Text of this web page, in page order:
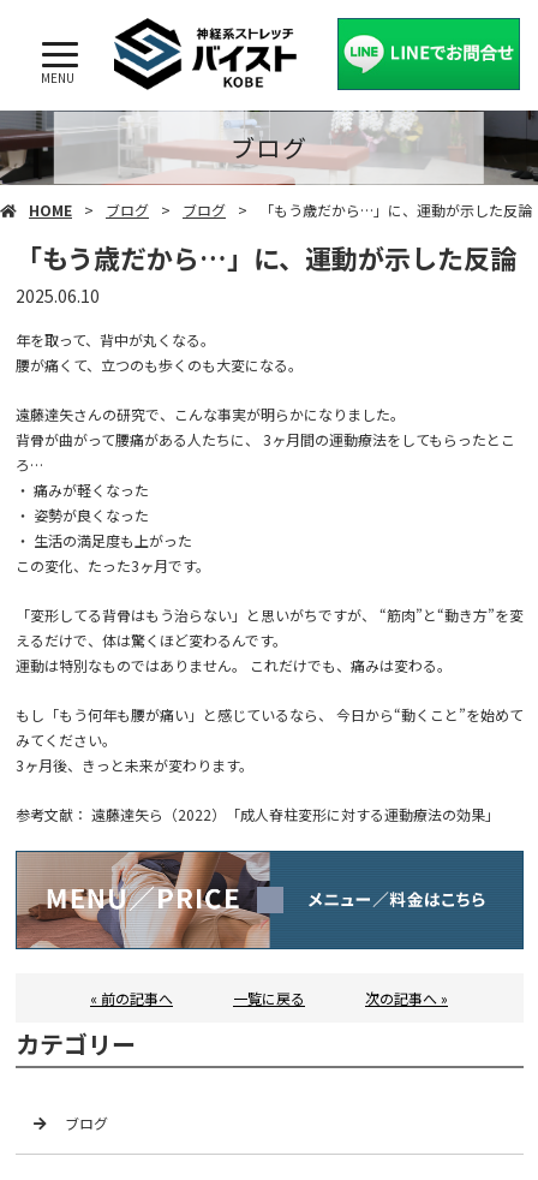
MENU
ブログ
HOME ブログ ブログ 「もう歳だから…」に、運動が示した反論
「もう歳だから…」に、運動が示した反論
2025.06.10
年を取って、背中が丸くなる。
腰が痛くて、立つのも歩くのも大変になる。
遠藤達矢さんの研究で、こんな事実が明らかになりました。
背骨が曲がって腰痛がある人たちに、 3ヶ月間の運動療法をしてもらったとこ
ろ…
・ 痛みが軽くなった
・ 姿勢が良くなった
・ 生活の満足度も上がった
この変化、たった3ヶ月です。
「変形してる背骨はもう治らない」と思いがちですが、 “筋肉”と“動き方”を変
えるだけで、体は驚くほど変わるんです。
運動は特別なものではありません。 これだけでも、痛みは変わる。
もし「もう何年も腰が痛い」と感じているなら、 今日から“動くこと”を始めて
みてください。
3ヶ月後、きっと未来が変わります。
参考文献： 遠藤達矢ら（2022）「成人脊柱変形に対する運動療法の効果」
« 前の記事へ 一覧に戻る 次の記事へ »
カテゴリー
ブログ